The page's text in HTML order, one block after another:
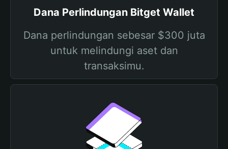
Dana Perlindungan Bitget Wallet
Dana perlindungan sebesar $300 juta
untuk melindungi aset dan
transaksimu.